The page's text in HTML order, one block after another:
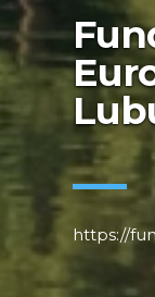
https://